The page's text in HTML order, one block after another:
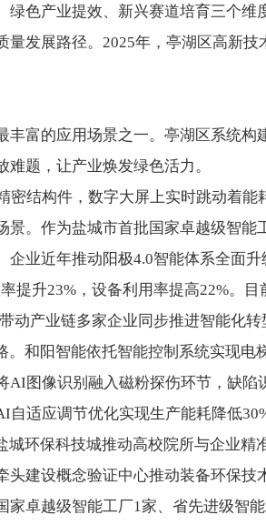
色产业提效、新兴赛道培育三个维
发展路径。2025年，亭湖区高新
富的应用场景之一。亭湖区系统构
题，让产业焕发绿色活力。
结构件，数字大屏上实时跳动着
。作为盐城市首批国家卓越级智能
业近年推动阳极4.0智能体系全面
提升23%，设备利用率提高22%。
动产业链多家企业同步推进智能化转
和阳智能依托智能控制系统实现电
图像识别融入磁粉探伤环节，缺陷
适应调节优化实现生产能耗降低30%
环保科技城推动高校院所与企业精
建设概念验证中心推动装备环保技
卓越级智能工厂1家、省先进级智